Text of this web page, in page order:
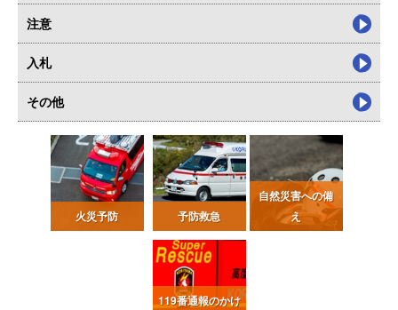
注意
入札
その他
火災予防 予防救急
自然災害への備
え
119番通報のかけ